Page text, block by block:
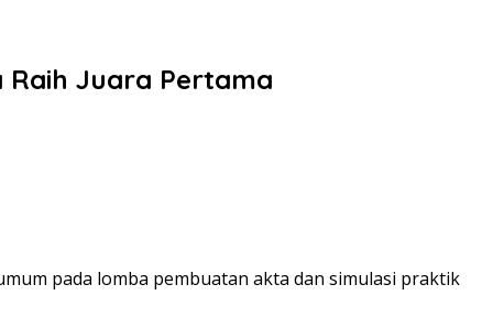
Juara Pertama
pada lomba pembuatan akta dan simulasi praktik